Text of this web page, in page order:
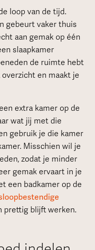
loop van de tijd.
gebeurt vaker thuis
aan gemak op één
slaapkamer
de ruimte hebt
en maakt je
extra kamer op de
wat jij met die
gebruik je die kamer
Misschien wil je
zodat je minder
gemak ervaart in je
een badkamer op de
prettig blijft werken.